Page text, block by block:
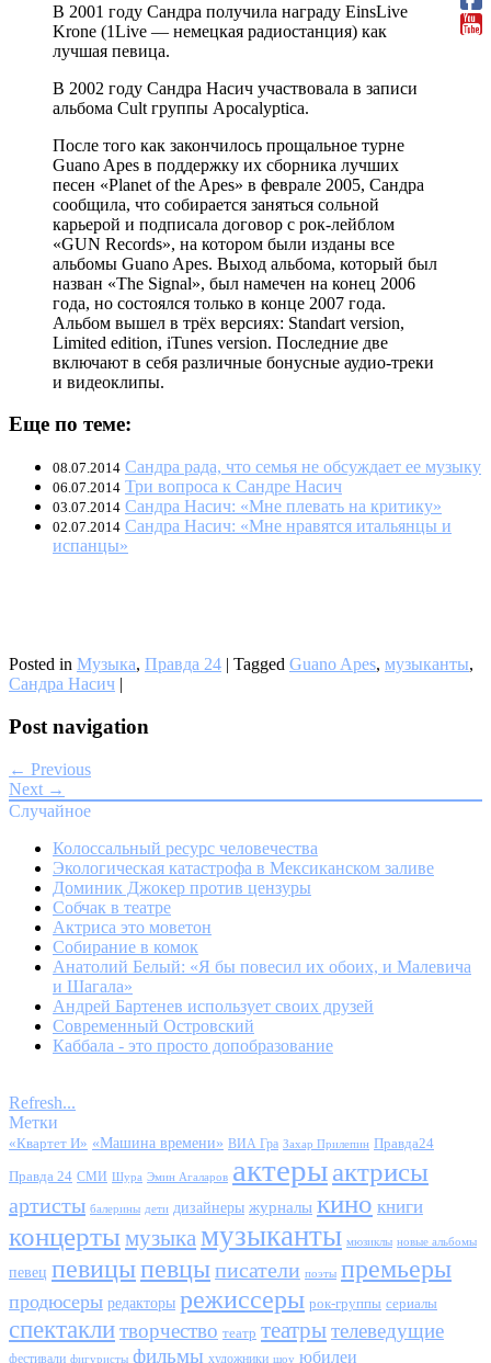
В 2001 году Сандра получила награду EinsLive
Krone (1Live — немецкая радиостанция) как
лучшая певица.
В 2002 году Сандра Насич участвовала в записи
альбома Cult группы Apocalyptica.
После того как закончилось прощальное турне
Guano Apes в поддержку их сборника лучших
песен «Planet of the Apes» в феврале 2005, Сандра
сообщила, что собирается заняться сольной
карьерой и подписала договор с рок-лейблом
«GUN Records», на котором были изданы все
альбомы Guano Apes. Выход альбома, который был
назван «The Signal», был намечен на конец 2006
года, но состоялся только в конце 2007 года.
Альбом вышел в трёх версиях: Standart version,
Limited edition, iTunes version. Последние две
включают в себя различные бонусные аудио-треки
и видеоклипы.
Еще по теме:
08.07.2014 Сандра рада, что семья не обсуждает ее музыку
06.07.2014 Три вопроса к Сандре Насич
03.07.2014 Сандра Насич: «Мне плевать на критику»
02.07.2014 Сандра Насич: «Мне нравятся итальянцы и
испанцы»
Posted in Музыка, Правда 24 | Tagged Guano Apes, музыканты,
Сандра Насич |
Post navigation
← Previous
Next →
Случайное
Колоссальный ресурс человечества
Экологическая катастрофа в Мексиканском заливе
Доминик Джокер против цензуры
Собчак в театре
Актриса это моветон
Собирание в комок
Анатолий Белый: «Я бы повесил их обоих, и Малевича
и Шагала»
Андрей Бартенев использует своих друзей
Современный Островский
Каббала - это просто допобразование
Refresh...
Метки
«Квартет И» «Машина времени» ВИА Гра Захар Прилепин Правда24
Правда 24 СМИ Шура Эмин Агаларов актерыактрисы
артисты балерины дети дизайнеры журналы кино книги
концерты музыка музыканты мюзиклы новые альбомы
певец певицыпевцыписатели поэты премьеры
продюсеры редакторы режиссеры рок-группы сериалы
спектаклитворчество театр театрытелеведущие
фестивали фигуристы фильмы художники шоу юбилеи